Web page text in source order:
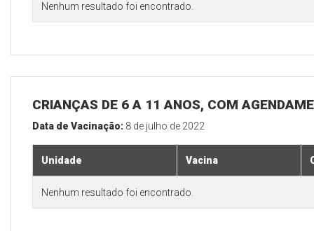
Nenhum resultado foi encontrado.
CRIANÇAS DE 6 A 11 ANOS, COM
Data de Vacinação: 8 de julho de 2022
Unidade Vacina
Nenhum resultado foi encontrado.